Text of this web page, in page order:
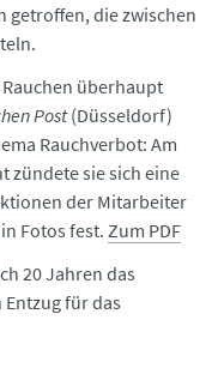
getroffen, die zwischen
überhaupt
Post(Düsseldorf)
Rauchverbot: Am
zündete sie sich eine
der Mitarbeiter
Fotos fest. Zum PDF
20 Jahren das
für das